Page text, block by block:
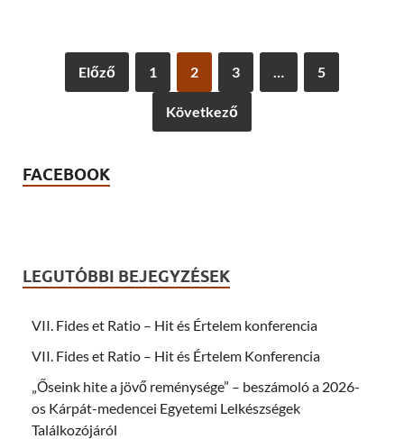
w
i
n
a
c
O
p
w
w
d
o
)
Előző 1 2 3 … 5
Következő
FACEBOOK
LEGUTÓBBI BEJEGYZÉSEK
VII. Fides et Ratio – Hit és Értelem konferencia
VII. Fides et Ratio – Hit és Értelem Konferencia
„Őseink hite a jövő reménysége” – beszámoló a 2026-
os Kárpát-medencei Egyetemi Lelkészségek
Találkozójáról